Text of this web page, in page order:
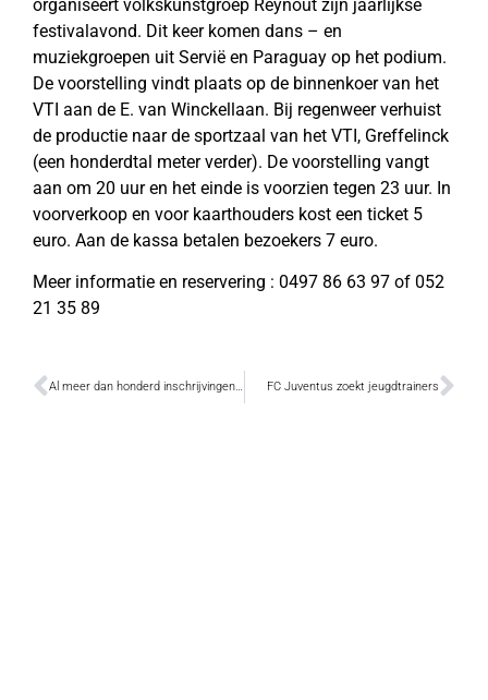
organiseert volkskunstgroep Reynout zijn jaarlijkse
festivalavond. Dit keer komen dans – en
muziekgroepen uit Servië en Paraguay op het podium.
De voorstelling vindt plaats op de binnenkoer van het
VTI aan de E. van Winckellaan. Bij regenweer verhuist
de productie naar de sportzaal van het VTI, Greffelinck
(een honderdtal meter verder). De voorstelling vangt
aan om 20 uur en het einde is voorzien tegen 23 uur. In
voorverkoop en voor kaarthouders kost een ticket 5
euro. Aan de kassa betalen bezoekers 7 euro.
Meer informatie en reservering : 0497 86 63 97 of 052
21 35 89
Al meer dan honderd inschrijvingen voor badmintontornooi FC Juventus zoekt jeugdtrainers